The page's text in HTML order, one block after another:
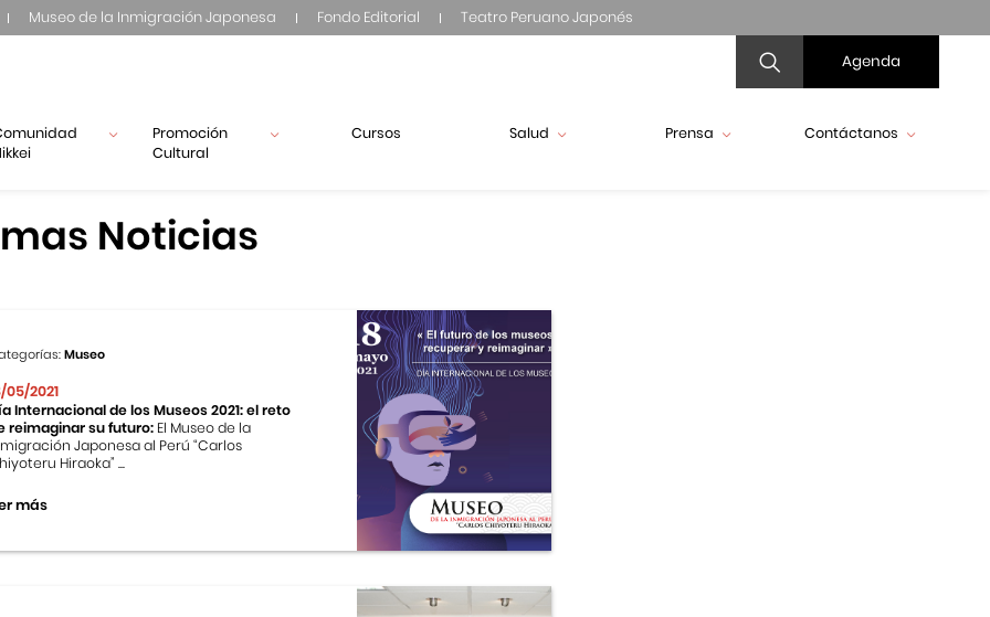
Museo de la Inmigración Japonesa Fondo Editorial Teatro Peruano Japonés
Agenda
Promoción
Cultural
Cursos Salud Prensa Contáctanos
Noticias
Museo
05/2021
Internacional de los Museos 2021: el reto
reimaginar su futuro: El Museo de la
Japonesa al Perú “Carlos
Hiraoka” ...
más